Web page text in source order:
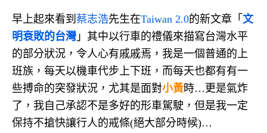
早上起來看到 蔡志浩先生在Taiwan 2.0的新文章「 文
明衰敗的台灣 」其中以行車的禮儀來描寫台灣水平
的部分狀況，令人心有戚戚焉，我是一個普通的上
班族，每天以機車代步上下班，而每天也都有有一
些搏命的突發狀況，尤其是面對小黃時…更是氣炸
了，我自己承認不是多好的形車駕駛，但是我一定
保持不搶快讓行人的戒條(絕大部分時候)…